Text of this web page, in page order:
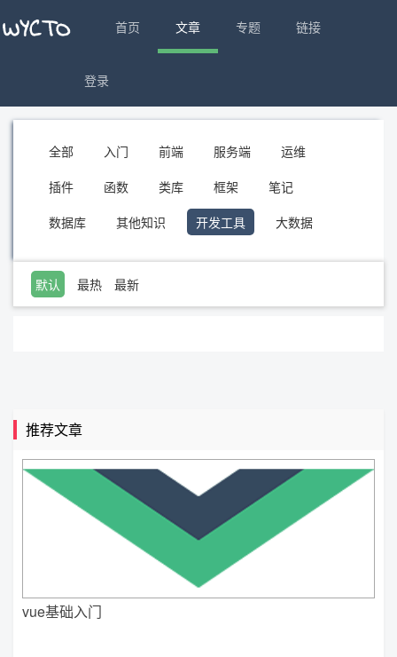
首页 文章 专题 链接
登录
全部 入门 前端 服务端
运维
插件
函数 类库 框架
笔记
数据库
其他知识 开发工具 大数据
默认 最热 最新
推荐文章
vue基础入门